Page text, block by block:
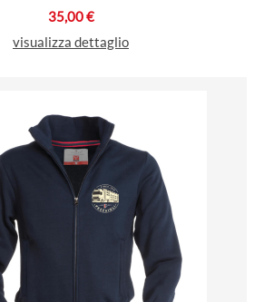
35,00 €
visualizza dettaglio